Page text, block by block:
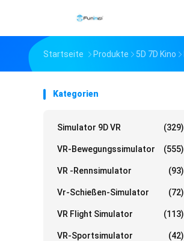
Startseite Produkte 5D 7D Kino
Kategorien
Simulator 9D VR (329)
VR-Bewegungssimulator (555)
VR -Rennsimulator (93)
Vr-Schießen-Simulator (72)
VR Flight Simulator (113)
VR-Sportsimulator (42)